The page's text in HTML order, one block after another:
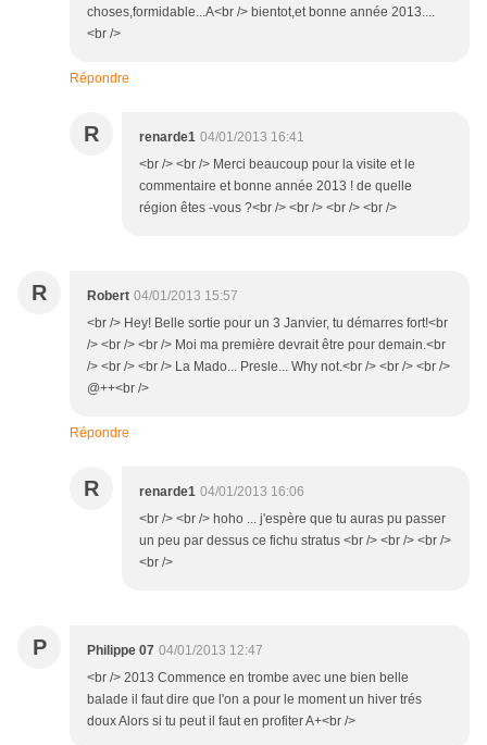
choses,formidable...A<br /> bientot,et bonne année 2013....
<br />
Répondre
R renarde1 04/01/2013 16:41
<br /> <br /> Merci beaucoup pour la visite et le
commentaire et bonne année 2013 ! de quelle
région êtes -vous ?<br /> <br /> <br /> <br />
R Robert 04/01/2013 15:57
<br /> Hey! Belle sortie pour un 3 Janvier, tu démarres fort!<br
/> <br /> <br /> Moi ma première devrait être pour demain.<br
/> <br /> <br /> La Mado... Presle... Why not.<br /> <br /> <br />
@++<br />
Répondre
R renarde1 04/01/2013 16:06
<br /> <br /> hoho ... j'espère que tu auras pu passer
un peu par dessus ce fichu stratus <br /> <br /> <br />
<br />
P Philippe 07 04/01/2013 12:47
<br /> 2013 Commence en trombe avec une bien belle
balade il faut dire que l'on a pour le moment un hiver trés
doux Alors si tu peut il faut en profiter A+<br />